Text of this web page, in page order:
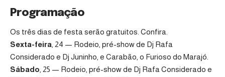
Programação
Os três dias de festa serão gratuitos. Confira.
Sexta-feira, 24 — Rodeio, pré-show de Dj Rafa
Considerado e Dj Juninho, e Carabão, o Furioso do Marajó.
Sábado, 25 — Rodeio, pré-show de Dj Rafa Considerado e